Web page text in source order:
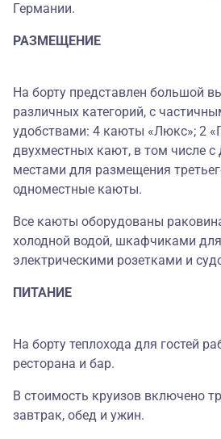
Германии.
РАЗМЕЩЕНИЕ
На борту представлен большой
различных категорий, с
удобствами: 4 каюты «Люкс»; 2
двухместных кают, в том числе
местами для размещения
одноместные каюты.
Все каюты оборудованы
холодной водой, шкафчиками
электрическими розетками и
ПИТАНИЕ
На борту теплохода для гостей
ресторана и бар.
В стоимость круизов включено
завтрак, обед и ужин.